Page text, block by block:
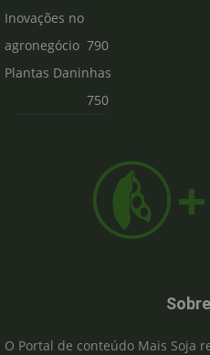
Inovações no
agronegócio 790
Plantas Daninhas
750
O Portal de conteúdo Mais Soja